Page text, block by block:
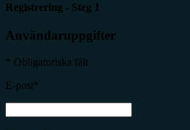
Registrering - Steg 1
Användaruppgifter
* Obligatoriska fält
E-post*